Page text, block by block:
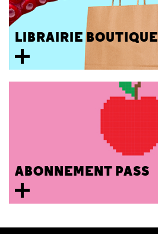
LIBRAIRIE BOUTIQUE
ABONNEMENT PASS